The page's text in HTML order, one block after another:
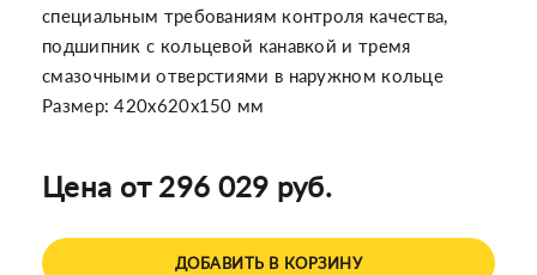
специальным требованиям контроля качества,
подшипник с кольцевой канавкой и тремя
смазочными отверстиями в наружном кольце
Размер: 420x620x150 мм
Цена от 296 029 руб.
ДОБАВИТЬ В КОРЗИНУ